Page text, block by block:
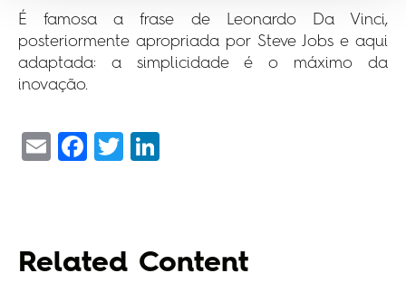
É famosa a frase de Leonardo Da Vinci,
posteriormente apropriada por Steve Jobs e aqui
adaptada: a simplicidade é o máximo da
inovação.
EmailFacebook
Twitter
Related Content